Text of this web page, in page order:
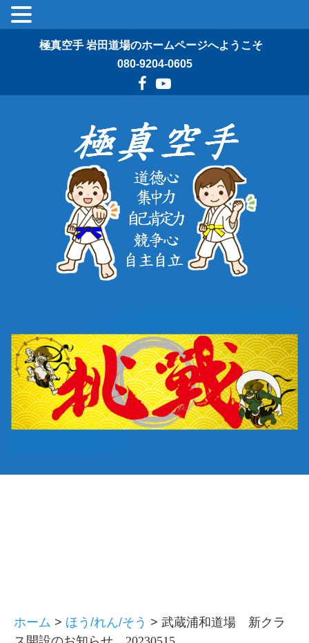
極真空手 岩田道場のホームページへようこそ
080-9204-0605
ホーム > ほう/れん/そう > 武蔵浦和道場 新クラ